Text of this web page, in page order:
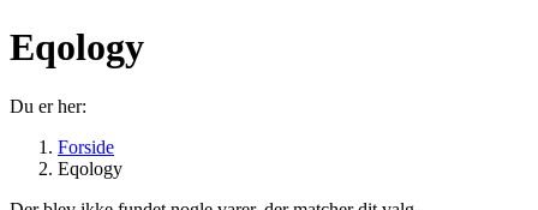
Eqology
Du er her:
Forside
Eqology